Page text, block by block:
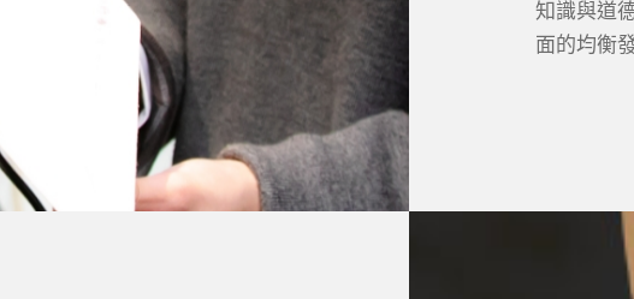
知識與道
面的均衡